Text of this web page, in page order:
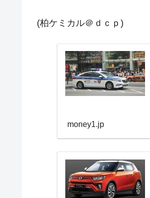
(柏ケミカル＠ｄｃｐ)
money1.jp